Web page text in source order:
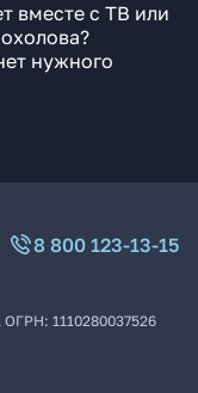
вместе с ТВ или
нужного
8 800 123-13-15
ОГРН: 1110280037526